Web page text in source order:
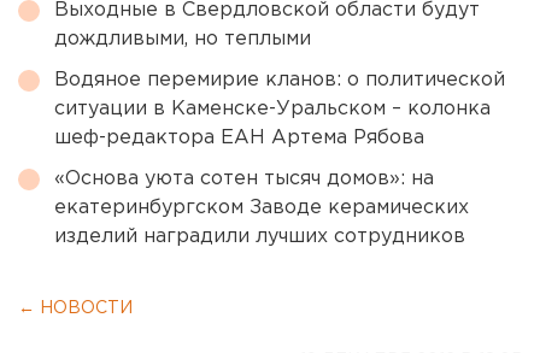
Выходные в Свердловской области будут
дождливыми, но теплыми
Водяное перемирие кланов: о политической
ситуации в Каменске-Уральском – колонка
шеф-редактора ЕАН Артема Рябова
«Основа уюта сотен тысяч домов»: на
екатеринбургском Заводе керамических
изделий наградили лучших сотрудников
← НОВОСТИ